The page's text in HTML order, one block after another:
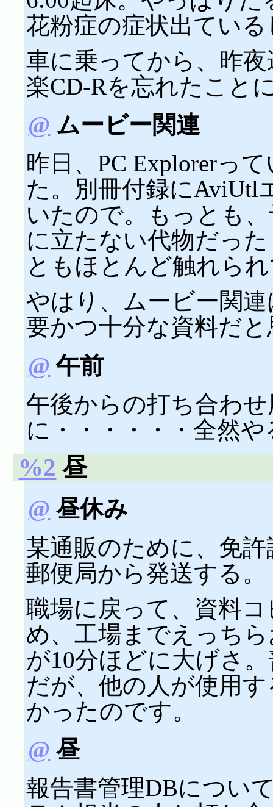
花粉症の症状出ている
車に乗ってから、昨
楽CD-Rを忘れたこと
@ ムービー関連
昨日、PC Explorerっ
た。別冊付録にAviUtl
いたので。もっとも
に立たない代物だっ
ともほとんど触れら
やはり、ムービー関
要かつ十分な資料だ
@ 午前
午後からの打ち合わ
に・・・・・・全然
%2 昼
@ 昼休み
某通販のために、免
郵便局から発送する。
職場に戻って、資料
め、工場までえっち
が10分ほどに大げさ
だが、他の人が使用
かったのです。
@ 昼
報告書管理DBについ